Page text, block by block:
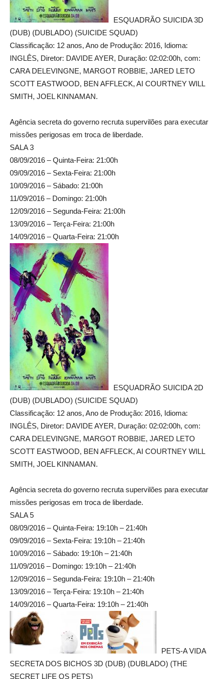
ESQUADRÃO SUICIDA 3D
(DUB) (DUBLADO) (SUICIDE SQUAD)
Classificação: 12 anos, Ano de Produção: 2016, Idioma:
INGLÊS, Diretor: DAVIDE AYER, Duração: 02:02:00h, com:
CARA DELEVINGNE, MARGOT ROBBIE, JARED LETO
SCOTT EASTWOOD, BEN AFFLECK, AI COURTNEY WILL
SMITH, JOEL KINNAMAN.
Agência secreta do governo recruta supervilões para executar
missões perigosas em troca de liberdade.
SALA 3
08/09/2016 – Quinta-Feira: 21:00h
09/09/2016 – Sexta-Feira: 21:00h
10/09/2016 – Sábado: 21:00h
11/09/2016 – Domingo: 21:00h
12/09/2016 – Segunda-Feira: 21:00h
13/09/2016 – Terça-Feira: 21:00h
14/09/2016 – Quarta-Feira: 21:00h
ESQUADRÃO SUICIDA 2D
(DUB) (DUBLADO) (SUICIDE SQUAD)
Classificação: 12 anos, Ano de Produção: 2016, Idioma:
INGLÊS, Diretor: DAVIDE AYER, Duração: 02:02:00h, com:
CARA DELEVINGNE, MARGOT ROBBIE, JARED LETO
SCOTT EASTWOOD, BEN AFFLECK, AI COURTNEY WILL
SMITH, JOEL KINNAMAN.
Agência secreta do governo recruta supervilões para executar
missões perigosas em troca de liberdade.
SALA 5
08/09/2016 – Quinta-Feira: 19:10h – 21:40h
09/09/2016 – Sexta-Feira: 19:10h – 21:40h
10/09/2016 – Sábado: 19:10h – 21:40h
11/09/2016 – Domingo: 19:10h – 21:40h
12/09/2016 – Segunda-Feira: 19:10h – 21:40h
13/09/2016 – Terça-Feira: 19:10h – 21:40h
14/09/2016 – Quarta-Feira: 19:10h – 21:40h
PETS-A VIDA
SECRETA DOS BICHOS 3D (DUB) (DUBLADO) (THE
SECRET LIFE OS PETS)